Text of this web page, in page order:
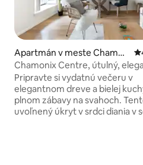
Apartmán v meste Chamon
ix
Chamonix Centre, útulný,
Pripravte si vydatnú večeru v
elegantnom dreve a bielej
plnom zábavy na svahoch.
uvoľnený úkryt v srdci diania v